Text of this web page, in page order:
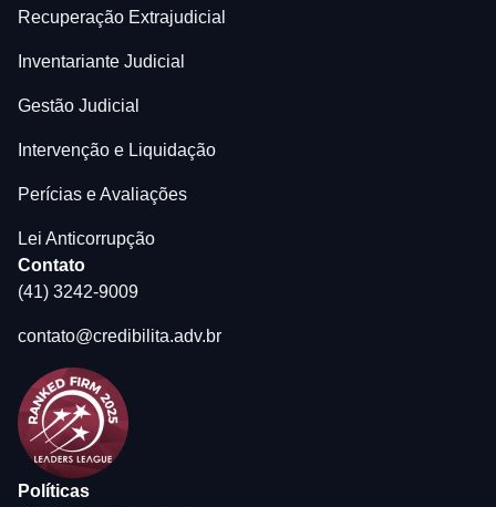
Recuperação Extrajudicial
Inventariante Judicial
Gestão Judicial
Intervenção e Liquidação
Perícias e Avaliações
Lei Anticorrupção
Contato
(41) 3242-9009
contato@credibilita.adv.br
Políticas